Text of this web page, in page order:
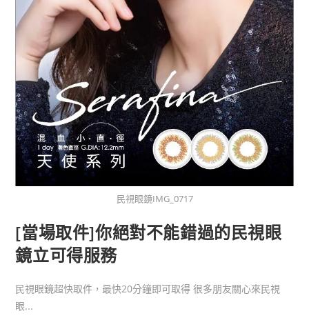
民視眼鏡IMG_0717
[當場取件]你絕對不能錯過的民視眼
鏡立可得服務
民視眼鏡超快取件，最快20分鐘即可取得 很多朋友關心來民視
眼...